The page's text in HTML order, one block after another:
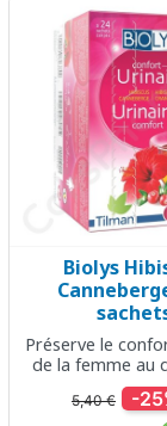
Biolys
Préserve le
de la femme au
5,40 € -